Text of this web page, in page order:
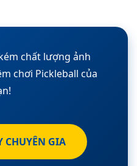
chất lượng ảnh
chơi Pickleball của
CHUYÊN GIA